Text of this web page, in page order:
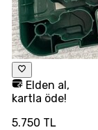
Elden al,
kartla öde!
5.750 TL